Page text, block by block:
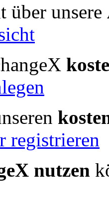
über unsere
registrieren
nutzen